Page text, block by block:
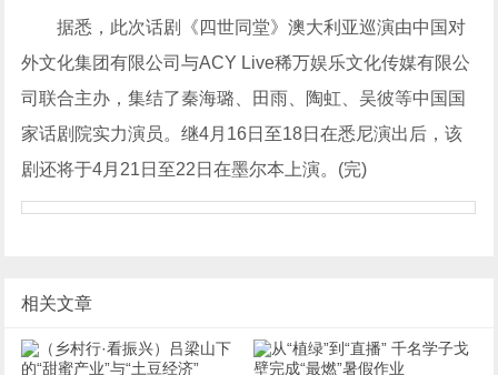
据悉，此次话剧《四世同堂》澳大利亚巡演由中国对
外文化集团有限公司与ACY Live稀万娱乐文化传媒有限公
司联合主办，集结了秦海璐、田雨、陶虹、吴彼等中国国
家话剧院实力演员。继4月16日至18日在悉尼演出后，该
剧还将于4月21日至22日在墨尔本上演。(完)
相关文章